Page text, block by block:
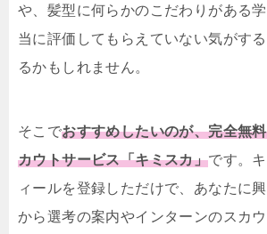
や、髪型に何らかのこだわりがある
当に評価してもらえていない気がす
るかもしれません。
そこでおすすめしたいのが、完全無
カウトサービス「キミスカ」です。
ィールを登録しただけで、あなたに
から選考の案内やインターンのスカ